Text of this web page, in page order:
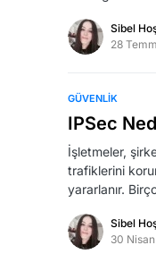
Sibel
28
GÜVENLIK
IPSec
İşletmeler,
trafiklerini
yararlanır.
Sibel
30